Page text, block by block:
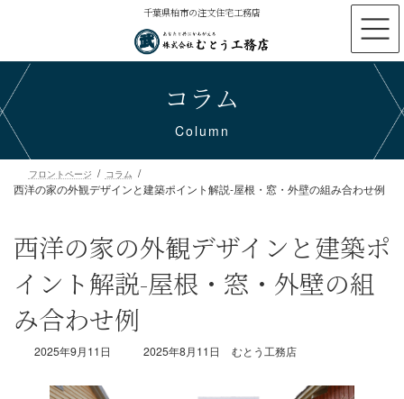
へ
ス
ョ
ン
千葉県柏市の注文住宅工務店
コラム
Column
西洋の家の外観デザインと建築ポイント解説-屋根・窓・外壁の組み合わせ例
西洋の家の外観デザインと建築ポ
イント解説-屋根・窓・外壁の組
み合わせ例
2025年9月11日
最
2025年8月11日 むとう工務店